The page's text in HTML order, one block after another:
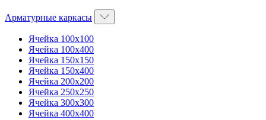
Арматурные каркасы
Ячейка 100х100
Ячейка 100х400
Ячейка 150х150
Ячейка 150х400
Ячейка 200х200
Ячейка 250х250
Ячейка 300х300
Ячейка 400х400